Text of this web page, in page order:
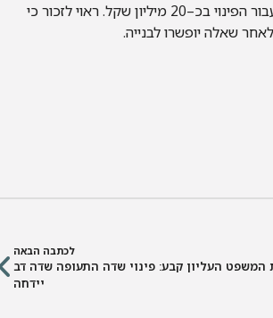
זמנים מוגדר לפינוי, אולם בעלי הקרקע מגדילים את סך התשלום מצדם עבור הפינוי בכ–20 מיליון שקל. ראוי לזכור כי
שאלה יופשרו לבנייה.
לכתבה הבאה
המשפט העליון קבע: פינוי שדה התעופה שדה דב
יידחה